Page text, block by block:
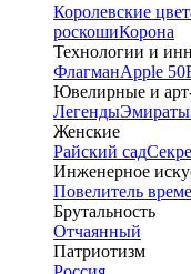
Королевские
роскошиКорона
Технологии и
ФлагманApple 50
Ювелирные и
ЛегендыЭмираты
Женские
Райский сад
Инженерное
Повелитель
Брутальность
Отчаянный
Патриотизм